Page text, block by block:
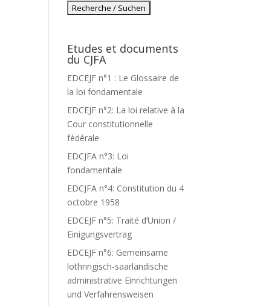
Etudes et documents
du CJFA
EDCEJF n°1 : Le Glossaire de
la loi fondamentale
EDCEJF n°2: La loi relative à la
Cour constitutionnelle
fédérale
EDCJFA n°3: Loi
fondamentale
EDCJFA n°4: Constitution du 4
octobre 1958
EDCEJF n°5: Traité d’Union /
Einigungsvertrag
EDCEJF n°6: Gemeinsame
lothringisch-saarländische
administrative Einrichtungen
und Verfahrensweisen